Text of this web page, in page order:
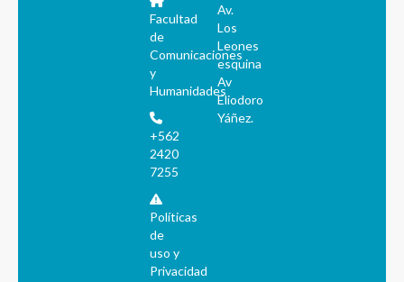
Facultad
de
Comunicaciones
y
Humanidades
+562
2420
7255
Políticas
de
uso y
Privacidad
Av.
Los
Leones
esquina
Av
Eliodoro
Yáñez.